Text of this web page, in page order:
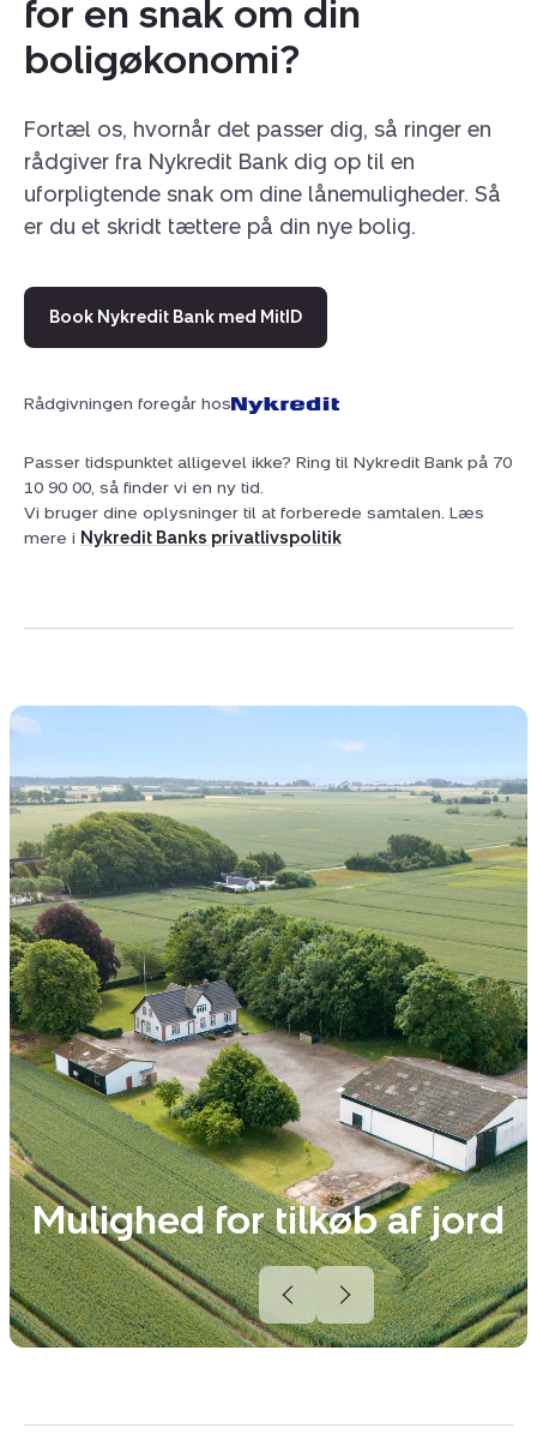
for en snak om din
boligøkonomi?
Fortæl os, hvornår det passer dig, så ringer en
rådgiver fra Nykredit Bank dig op til en
uforpligtende snak om dine lånemuligheder. Så
er du et skridt tættere på din nye bolig.
Book Nykredit Bank med MitID
Rådgivningen foregår hos
Passer tidspunktet alligevel ikke? Ring til Nykredit Bank på 70
10 90 00, så finder vi en ny tid.
Vi bruger dine oplysninger til at forberede samtalen. Læs
mere i Nykredit Banks privatlivspolitik
Mulighed for tilkøb af jord